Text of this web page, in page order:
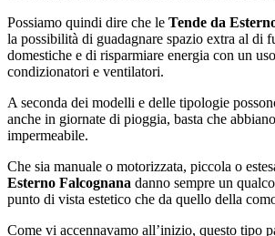
Possiamo quindi dire che le Tende da
la possibilità di guadagnare spazio extra al di
domestiche e di risparmiare energia con un
condizionatori e ventilatori.
A seconda dei modelli e delle tipologie
anche in giornate di pioggia, basta che
impermeabile.
Che sia manuale o motorizzata, piccola o
Esterno Falcognana danno sempre un
punto di vista estetico che da quello della
Come vi accennavamo all’inizio, questo tipo